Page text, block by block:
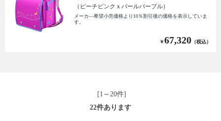
（ピーチピンクｘパールパープル）
メーカ―希望小売価格より10％割引後の価格を表示していま
す。
￥67,320 （税込）
[1～20件]
22件あります